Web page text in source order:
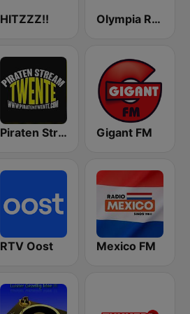
HITZZZ!! Olympia Radio
Piraten Stream Twente Gigant FM
RTV Oost Mexico FM